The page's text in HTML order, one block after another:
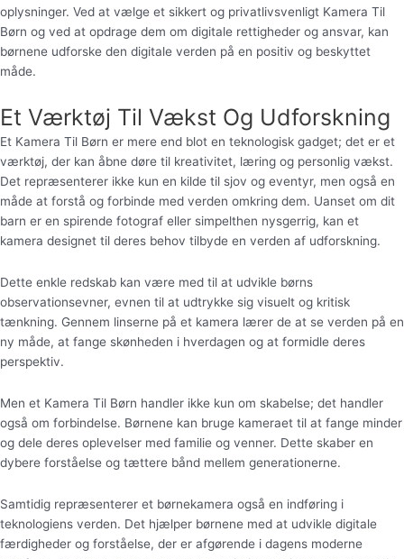
oplysninger. Ved at vælge et sikkert og privatlivsvenligt Kamera Til
Børn og ved at opdrage dem om digitale rettigheder og ansvar, kan
børnene udforske den digitale verden på en positiv og beskyttet
måde.
Et Værktøj Til Vækst Og Udforskning
Et Kamera Til Børn er mere end blot en teknologisk gadget; det er et
værktøj, der kan åbne døre til kreativitet, læring og personlig vækst.
Det repræsenterer ikke kun en kilde til sjov og eventyr, men også en
måde at forstå og forbinde med verden omkring dem. Uanset om dit
barn er en spirende fotograf eller simpelthen nysgerrig, kan et
kamera designet til deres behov tilbyde en verden af udforskning.
Dette enkle redskab kan være med til at udvikle børns
observationsevner, evnen til at udtrykke sig visuelt og kritisk
tænkning. Gennem linserne på et kamera lærer de at se verden på en
ny måde, at fange skønheden i hverdagen og at formidle deres
perspektiv.
Men et Kamera Til Børn handler ikke kun om skabelse; det handler
også om forbindelse. Børnene kan bruge kameraet til at fange minder
og dele deres oplevelser med familie og venner. Dette skaber en
dybere forståelse og tættere bånd mellem generationerne.
Samtidig repræsenterer et børnekamera også en indføring i
teknologiens verden. Det hjælper børnene med at udvikle digitale
færdigheder og forståelse, der er afgørende i dagens moderne